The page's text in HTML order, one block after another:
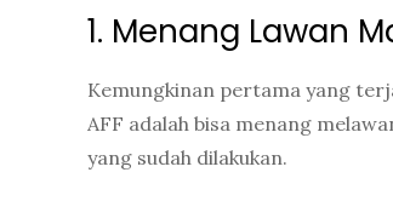
1. Menang Lawan
Kemungkinan pertama yang
AFF adalah bisa menang
yang sudah dilakukan.